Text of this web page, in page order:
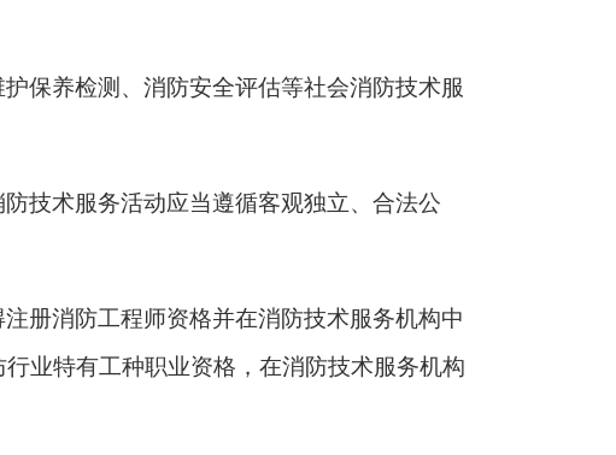
保养检测、消防安全评估等社会消防技术服
技术服务活动应当遵循客观独立、合法公
册消防工程师资格并在消防技术服务机构中
业特有工种职业资格，在消防技术服务机构